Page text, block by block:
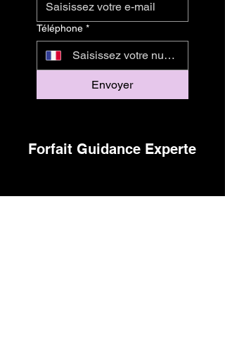
Téléphone *
Envoyer
Forfait Guidance Experte